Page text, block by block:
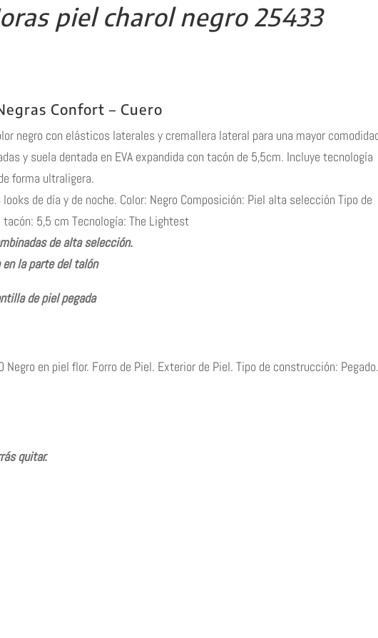
piel charol negro 25433
Confort – Cuero
negro con elásticos laterales y cremallera lateral para una mayor
y suela dentada en EVA expandida con tacón de 5,5cm. Incluye tecnología
forma ultraligera.
de día y de noche. Color: Negro Composición: Piel alta selección Tipo de
tacón: 5,5 cm Tecnología: The Lightest
de alta selección.
la parte del talón
de piel pegada
Negro en piel flor. Forro de Piel. Exterior de Piel. Tipo de construcción: Pegado.
quitar.